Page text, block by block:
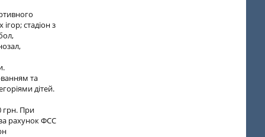
стадіон з
та
дітей.
грн. При
за рахунок ФСС